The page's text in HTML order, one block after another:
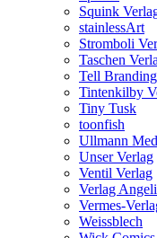
Squink
stainlessArt
Stromboli
Taschen
Tell Branding
Tintenkilby
Tiny Tusk
toonfish
Ullmann
Unser Verlag
Ventil Verlag
Verlag
Vermes-
Weissblech